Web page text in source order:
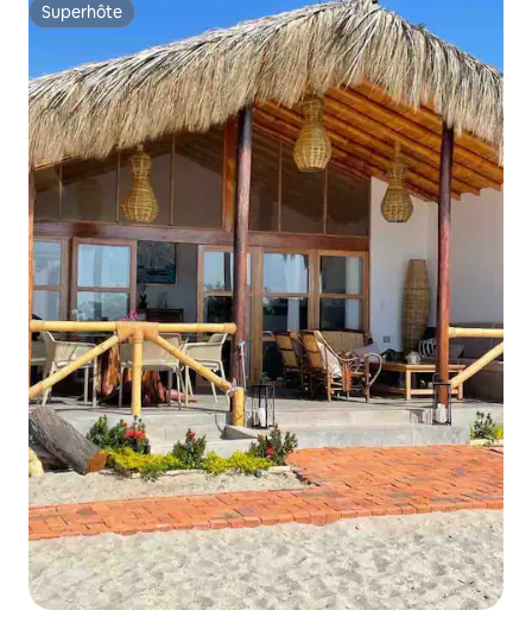
Superhôte
Superhôte